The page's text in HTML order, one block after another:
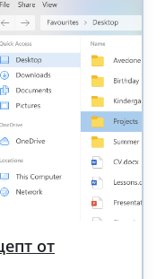
от